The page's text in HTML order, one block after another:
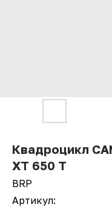
Квадроцикл
XT 650 T
BRP
Артикул: